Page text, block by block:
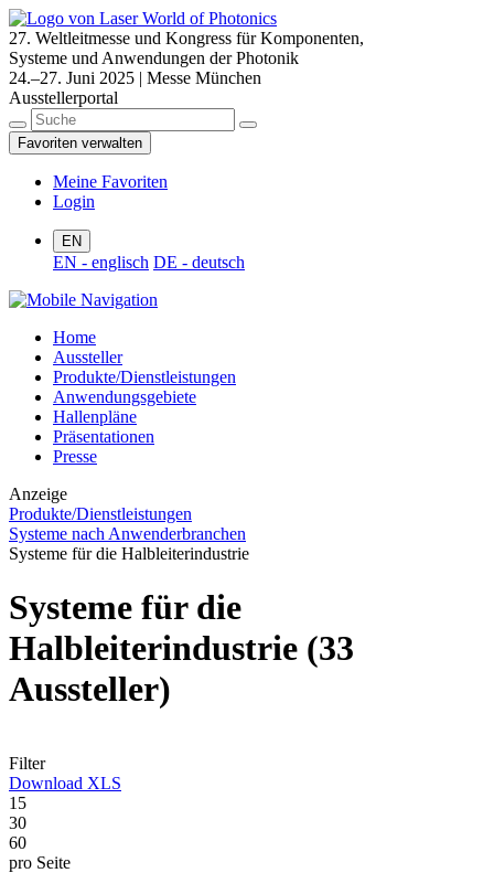
27. Weltleitmesse und Kongress für Komponenten,
Systeme und Anwendungen der Photonik
24.–27. Juni 2025 | Messe München
Ausstellerportal
Favoriten verwalten
Meine Favoriten
Login
EN
EN - englisch DE - deutsch
Home
Aussteller
Produkte/Dienstleistungen
Anwendungsgebiete
Hallenpläne
Präsentationen
Presse
Anzeige
Produkte/Dienstleistungen
Systeme nach Anwenderbranchen
Systeme für die Halbleiterindustrie
Systeme für die
Halbleiterindustrie (33
Aussteller)
Filter
Download XLS
15
30
60
pro Seite